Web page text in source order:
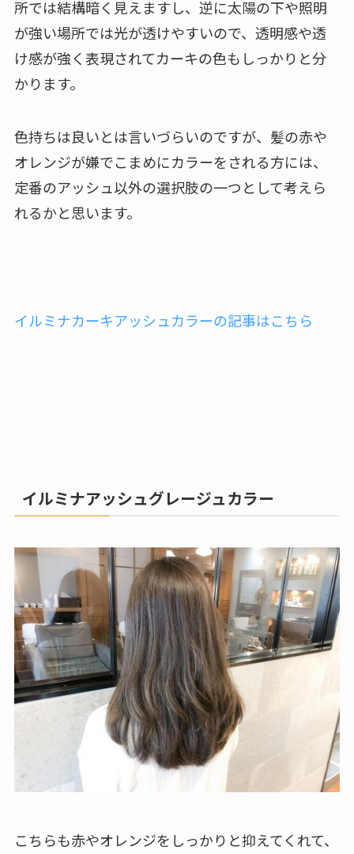
所では結構暗く見えますし、逆に太陽の下や照明
が強い場所では光が透けやすいので、透明感や透
け感が強く表現されてカーキの色もしっかりと分
かります。
色持ちは良いとは言いづらいのですが、髪の赤や
オレンジが嫌でこまめにカラーをされる方には、
定番のアッシュ以外の選択肢の一つとして考えら
れるかと思います。
イルミナカーキアッシュカラーの記事はこちら
イルミナアッシュグレージュカラー
こちらも赤やオレンジをしっかりと抑えてくれて、